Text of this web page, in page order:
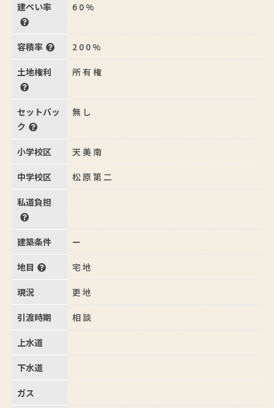
建ぺい率 60%
容積率 200%
土地権利 所有権
セットバッ
ク
無し
小学校区 天美南
中学校区 松原第二
私道負担
建築条件 ー
地目 宅地
現況 更地
引渡時期 相談
上水道
下水道
ガス